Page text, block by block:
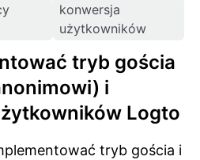
konwersja
użytkowników
tryb gościa
i
Logto
tryb gościa i